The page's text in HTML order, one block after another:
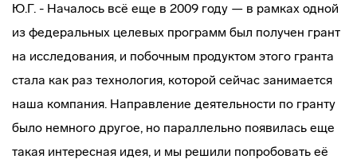
Ю.Г. - Началось всё еще в 2009 году — в рамках одной
из федеральных целевых программ был получен грант
на исследования, и побочным продуктом этого гранта
стала как раз технология, которой сейчас занимается
наша компания. Направление деятельности по гранту
было немного другое, но параллельно появилась еще
такая интересная идея, и мы решили попробовать её